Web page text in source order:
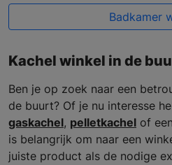
Badkamer
Kachel winkel in de
Ben je op zoek naar een
de buurt? Of je nu interesse
gaskachel, pelletkachel of
is belangrijk om naar een
juiste product als de nodige